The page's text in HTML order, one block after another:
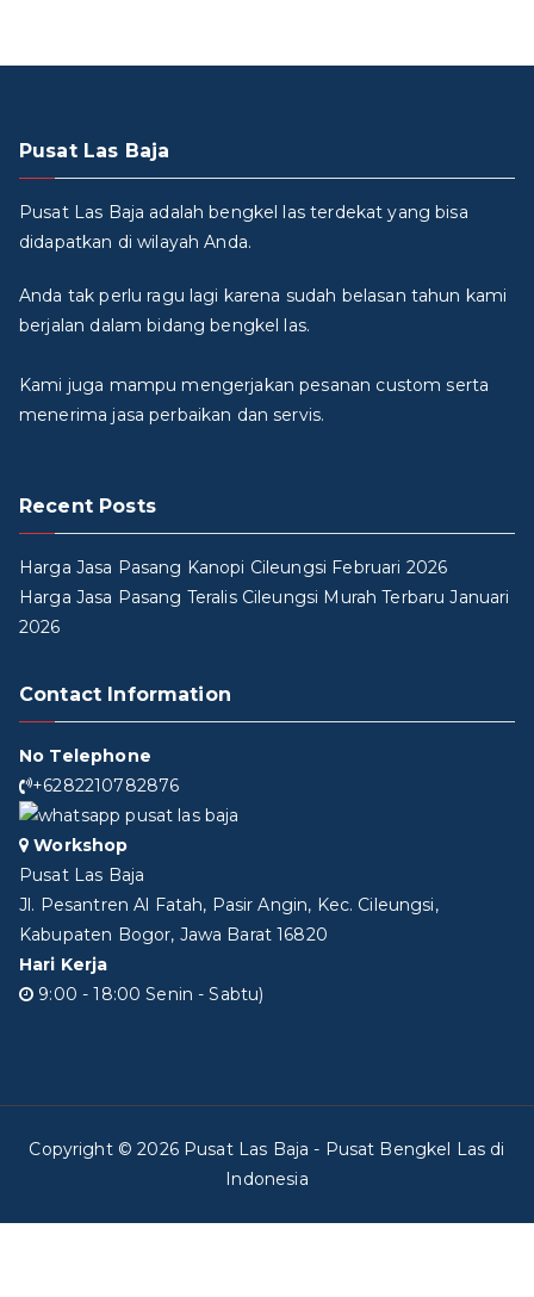
Pusat Las Baja
Pusat Las Baja adalah bengkel las terdekat yang bisa
didapatkan di wilayah Anda.
Anda tak perlu ragu lagi karena sudah belasan tahun kami
berjalan dalam bidang bengkel las.
Kami juga mampu mengerjakan pesanan custom serta
menerima jasa perbaikan dan servis.
Recent Posts
Harga Jasa Pasang Kanopi Cileungsi Februari 2026
Harga Jasa Pasang Teralis Cileungsi Murah Terbaru Januari
2026
Contact Information
No Telephone
+6282210782876
Workshop
Pusat Las Baja
Jl. Pesantren Al Fatah, Pasir Angin, Kec. Cileungsi,
Kabupaten Bogor, Jawa Barat 16820
Hari Kerja
9:00 - 18:00 Senin - Sabtu)
Copyright © 2026 Pusat Las Baja - Pusat Bengkel Las di
Indonesia